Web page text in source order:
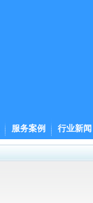
服务案例 行业新闻